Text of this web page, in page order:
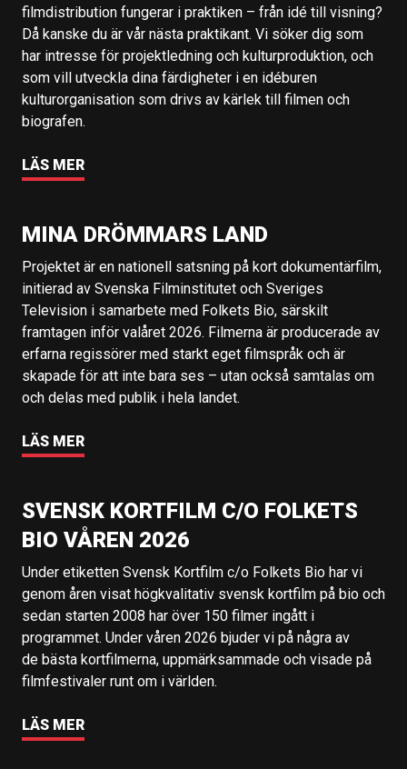
filmdistribution fungerar i praktiken – från idé till visning?
Då kanske du är vår nästa praktikant. Vi söker dig som
har intresse för projektledning och kulturproduktion, och
som vill utveckla dina färdigheter i en idéburen
kulturorganisation som drivs av kärlek till filmen och
biografen.
LÄS MER
MINA DRÖMMARS LAND
Projektet är en nationell satsning på kort dokumentärfilm,
initierad av Svenska Filminstitutet och Sveriges
Television i samarbete med Folkets Bio, särskilt
framtagen inför valåret 2026. Filmerna är producerade av
erfarna regissörer med starkt eget filmspråk och är
skapade för att inte bara ses – utan också samtalas om
och delas med publik i hela landet.
LÄS MER
SVENSK KORTFILM C/O FOLKETS
BIO VÅREN 2026
Under etiketten Svensk Kortfilm c/o Folkets Bio har vi
genom åren visat högkvalitativ svensk kortfilm på bio och
sedan starten 2008 har över 150 filmer ingått i
programmet. Under våren 2026 bjuder vi på några av
de bästa kortfilmerna, uppmärksammade och visade på
filmfestivaler runt om i världen.
LÄS MER